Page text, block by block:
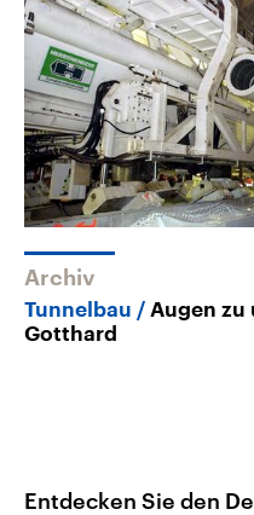
Archiv
Tunnelbau
Augen zu
Gotthard
Entdecken Sie den